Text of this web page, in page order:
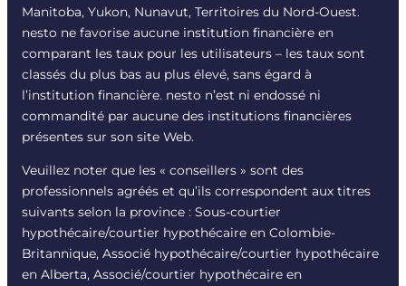
Manitoba, Yukon, Nunavut, Territoires du Nord-Ouest.
nesto ne favorise aucune institution financière en
comparant les taux pour les utilisateurs – les taux sont
classés du plus bas au plus élevé, sans égard à
l’institution financière. nesto n’est ni endossé ni
commandité par aucune des institutions financières
présentes sur son site Web.
Veuillez noter que les « conseillers » sont des
professionnels agréés et qu’ils correspondent aux titres
suivants selon la province : Sous-courtier
hypothécaire/courtier hypothécaire en Colombie-
Britannique, Associé hypothécaire/courtier hypothécaire
en Alberta, Associé/courtier hypothécaire en